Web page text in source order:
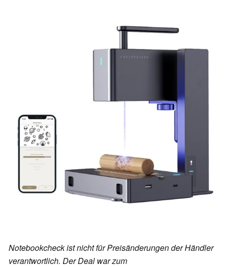
Notebookcheck ist nicht für Preisänderungen der Händler
verantwortlich. Der Deal war zum